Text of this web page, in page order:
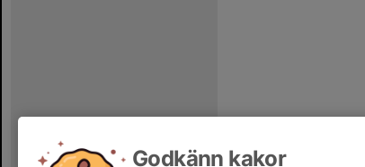
Godkänn kakor